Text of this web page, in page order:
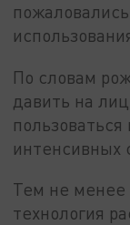
По словам
давить на
интенсивных
Тем не менее
технология